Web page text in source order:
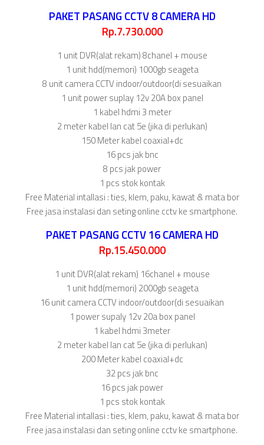
PAKET PASANG CCTV 8 CAMERA HD
Rp.7.730.000
1 unit DVR(alat rekam) 8chanel + mouse
1 unit hdd(memori) 1000gb seageta
8 unit camera CCTV indoor/outdoor(di sesuaikan
1 unit power suplay 12v 20A box panel
1 kabel hdmi 3 meter
2 meter kabel lan cat 5e (jika di perlukan)
150 Meter kabel coaxial+dc
16 pcs jak bnc
8 pcs jak power
1 pcs stok kontak
Free Material intallasi : ties, klem, paku, kawat & mata bor
Free jasa instalasi dan seting online cctv ke smartphone.
PAKET PASANG CCTV 16 CAMERA HD
Rp.15.450.000
1 unit DVR(alat rekam) 16chanel + mouse
1 unit hdd(memori) 2000gb seageta
16 unit camera CCTV indoor/outdoor(di sesuaikan
1 power supaly 12v 20a box panel
1 kabel hdmi 3meter
2 meter kabel lan cat 5e (jika di perlukan)
200 Meter kabel coaxial+dc
32 pcs jak bnc
16 pcs jak power
1 pcs stok kontak
Free Material intallasi : ties, klem, paku, kawat & mata bor
Free jasa instalasi dan seting online cctv ke smartphone.